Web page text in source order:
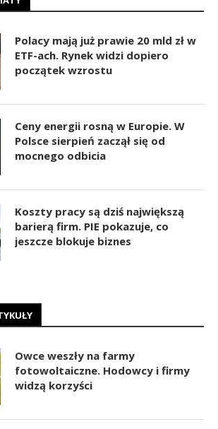
Polacy mają już prawie 20 mld zł w
ETF-ach. Rynek widzi dopiero
początek wzrostu
Ceny energii rosną w Europie. W
Polsce sierpień zaczął się od
mocnego odbicia
Koszty pracy są dziś największą
barierą firm. PIE pokazuje, co
jeszcze blokuje biznes
Owce weszły na farmy
fotowoltaiczne. Hodowcy i firmy
widzą korzyści